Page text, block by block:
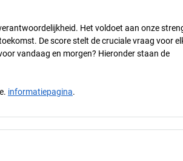
Het voldoet aan onze
De score stelt de cruciale vraag voor
vandaag en morgen? Hieronder staan de
informatiepagina.